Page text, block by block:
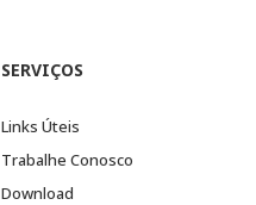
SERVIÇOS
Links Úteis
Trabalhe Conosco
Download